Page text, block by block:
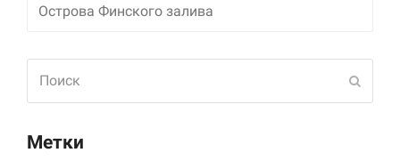
Острова Финского залива
Метки